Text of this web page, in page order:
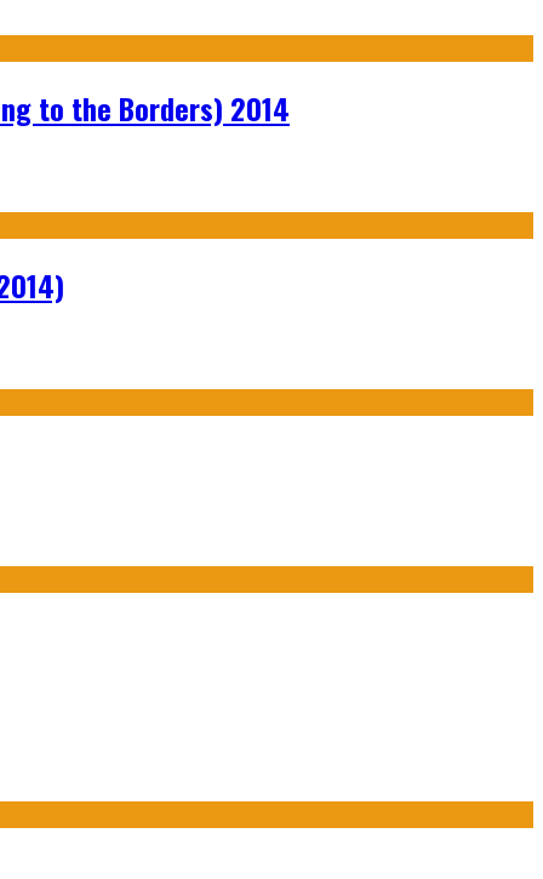
to the Borders) 2014